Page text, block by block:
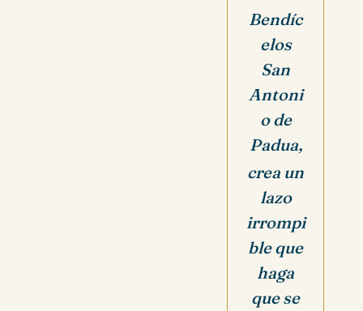
Bendíc
elos
San
Antoni
o de
Padua,
crea un
lazo
irrompi
ble que
haga
que se